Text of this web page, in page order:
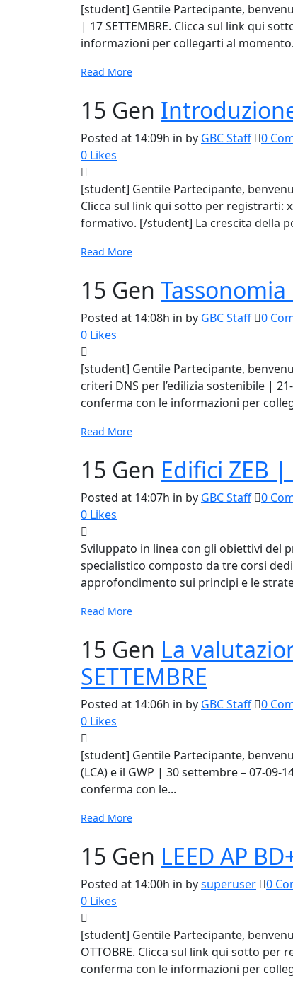
[student] Gentile Partecipante,
| 17 SETTEMBRE. Clicca sul link qui
informazioni per collegarti al
Read More
15 Gen
Posted at 14:09h in by GBC Staff
0
0 Likes
[student] Gentile Partecipante,
Clicca sul link qui sotto per registrarti:
formativo. [/student] La crescita della
Read More
15 Gen Tassonomia
Posted at 14:08h in by GBC Staff
0
0 Likes
[student] Gentile Partecipante,
criteri DNS per l’edilizia sostenibile |
conferma con le informazioni per
Read More
15 Gen Edifici ZEB |
Posted at 14:07h in by GBC Staff
0
0 Likes
Sviluppato in linea con gli obiettivi del
specialistico composto da tre corsi
approfondimento sui principi e le
Read More
15 Gen La
SETTEMBRE
Posted at 14:06h in by GBC Staff
0
0 Likes
[student] Gentile Partecipante,
(LCA) e il GWP | 30 settembre – 07-
conferma con le...
Read More
15 Gen LEED AP
Posted at 14:00h in bysuperuser
0
0 Likes
[student] Gentile Partecipante,
OTTOBRE. Clicca sul link qui sotto
conferma con le informazioni per